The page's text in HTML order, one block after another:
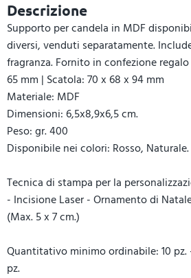
Descrizione
Supporto per candela in MDF
diversi, venduti separatamente.
fragranza. Fornito in confezione
65 mm | Scatola: 70 x 68 x 94 mm
Materiale: MDF
Dimensioni: 6,5x8,9x6,5 cm.
Peso: gr. 400
Disponibile nei colori: Rosso, Naturale.
Tecnica di stampa per la
- Incisione Laser - Ornamento di
(Max. 5 x 7 cm.)
Quantitativo minimo ordinabile: 10
pz.